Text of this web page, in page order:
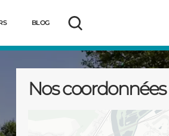
BLOG
Rechercher
Nos coordonnées